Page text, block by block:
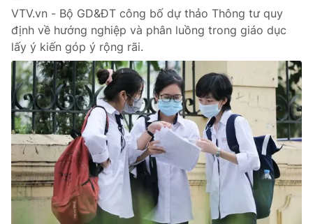
VTV.vn - Bộ GD&ĐT công bố dự thảo Thông tư quy
định về hướng nghiệp và phân luồng trong giáo dục
lấy ý kiến góp ý rộng rãi.